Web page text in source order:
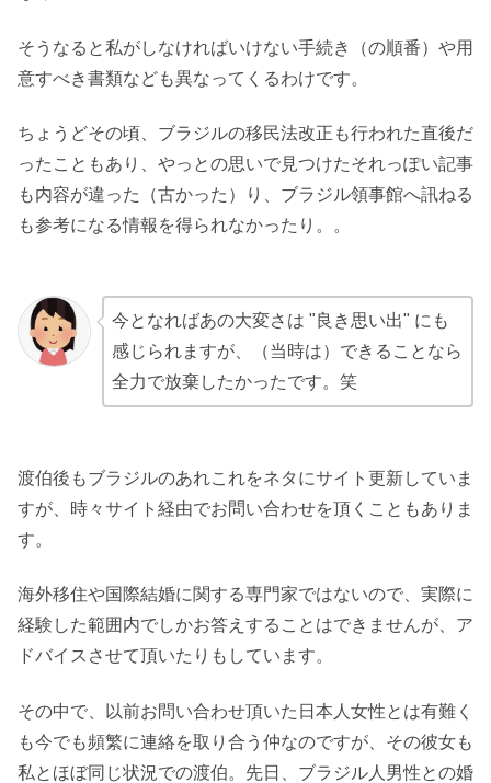
そうなると私がしなければいけない手続き（の順番）や用
意すべき書類なども異なってくるわけです。
ちょうどその頃、ブラジルの移民法改正も行われた直後だ
ったこともあり、やっとの思いで見つけたそれっぽい記事
も内容が違った（古かった）り、ブラジル領事館へ訊ねる
も参考になる情報を得られなかったり。。
今となればあの大変さは "良き思い出" にも
感じられますが、（当時は）できることなら
全力で放棄したかったです。笑
渡伯後もブラジルのあれこれをネタにサイト更新していま
すが、時々サイト経由でお問い合わせを頂くこともありま
す。
海外移住や国際結婚に関する専門家ではないので、実際に
経験した範囲内でしかお答えすることはできませんが、ア
ドバイスさせて頂いたりもしています。
その中で、以前お問い合わせ頂いた日本人女性とは有難く
も今でも頻繁に連絡を取り合う仲なのですが、その彼女も
私とほぼ同じ状況での渡伯。先日、ブラジル人男性との婚